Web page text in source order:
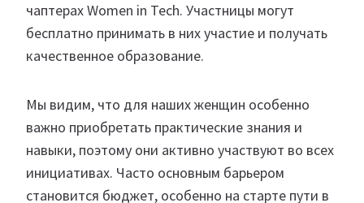
чаптерах Women in Tech. Участницы могут
бесплатно принимать в них участие и получать
качественное образование.
Мы видим, что для наших женщин особенно
важно приобретать практические знания и
навыки, поэтому они активно участвуют во всех
инициативах. Часто основным барьером
становится бюджет, особенно на старте пути в